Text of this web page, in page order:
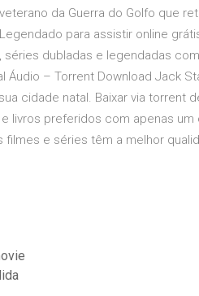
da Guerra do Golfo que
para assistir online
dubladas e legendadas
Áudio – Torrent Download Jack
cidade natal. Baixar via torrent
livros preferidos com apenas um
e séries têm a melhor